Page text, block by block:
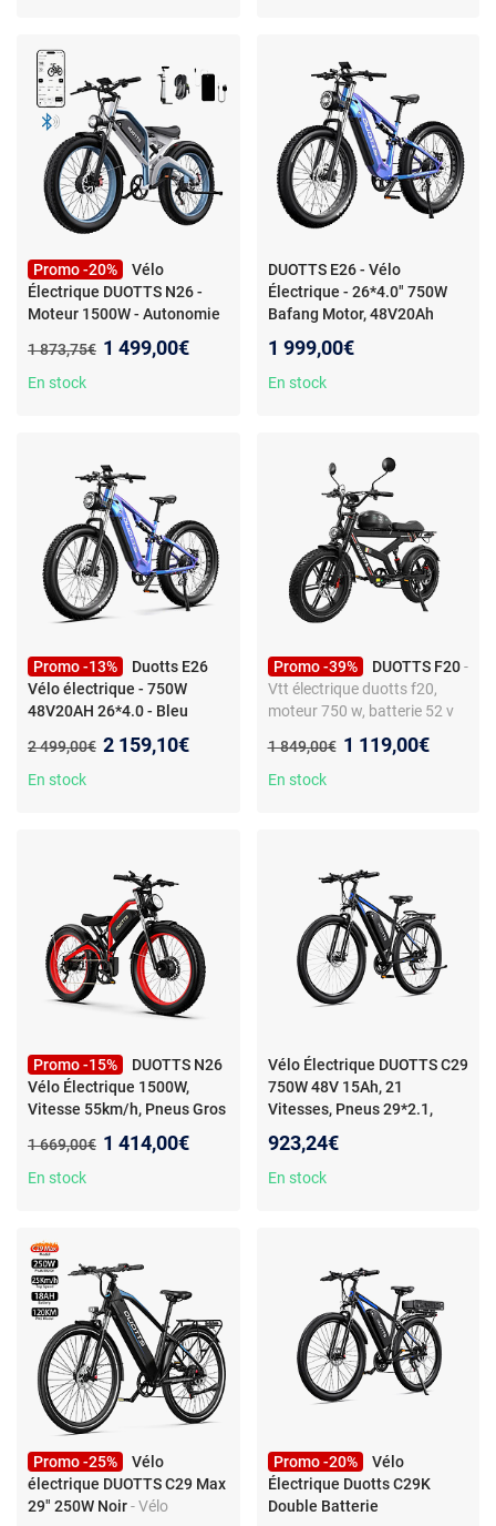
Promo -20%
Vélo
Électrique DUOTTS N26 -
Moteur 1500W - Autonomie
Ancien prix :
1 873,75€ Nouveau prix :
1 499,00€
En stock
DUOTTS E26 - Vélo
Électrique - 26*4.0" 750W
Bafang Motor, 48V20Ah
1 999,00€
En stock
Promo -13%
Duotts E26
Vélo électrique - 750W
48V20AH 26*4.0 - Bleu
Duotts E26 750W avec
batterie 48V20AH, pneus
Ancien prix :
2 499,00€ Nouveau prix :
2 159,10€
En stock
Promo -39% DUOTTS F20 -
Vtt électrique duotts f20,
moteur 750 w, batterie 52 v
application, noir
Ancien prix :
1 849,00€ Nouveau prix :
1 119,00€
En stock
Promo -15%
DUOTTS N26
Vélo Électrique 1500W,
Vitesse 55km/h, Pneus Gros
Ancien prix :
1 669,00€ Nouveau prix :
1 414,00€
En stock
Vélo Électrique DUOTTS C29
750W 48V 15Ah, 21
Vitesses, Pneus 29*2.1,
923,24€
En stock
Promo -25%
Vélo
électrique DUOTTS C29 Max
29" 250W Noir- Vélo
Promo -20%
Vélo
Électrique Duotts C29K
Double Batterie